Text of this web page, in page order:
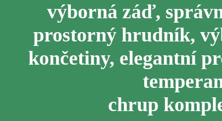
výborná záď,
prostorný hrudník,
končetiny, elegantní
chrup